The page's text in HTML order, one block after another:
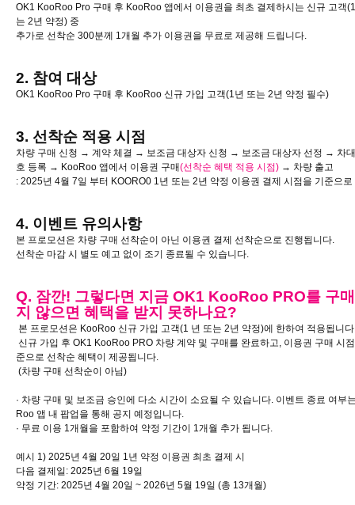
OK1 KooRoo Pro 구매 후 KooRoo 앱에서 이용권을 최초 결제하시는 신규 고객
는 2년 약정) 중
추가로 선착순 300분께 1개월 추가 이용권을 무료로 제공해 드립니다.
2. 참여 대상
OK1 KooRoo Pro 구매 후 KooRoo 신규 가입 고객(1년 또는 2년 약정 필수)
3. 선착순 적용 시점
차량 구매 신청 → 계약 체결 → 보조금 대상자 신청 → 보조금 대상자 선정 → 차
호 등록 → KooRoo 앱에서 이용권 구매(선착순 혜택 적용 시점) → 차량 출고
: 2025년 4월 7일 부터 KOORO0 1년 또는 2년 약정 이용권 결제 시점을 기준으로
4. 이벤트 유의사항
본 프로모션은 차량 구매 선착순이 아닌 이용권 결제 선착순으로 진행됩니다.
선착순 마감 시 별도 예고 없이 조기 종료될 수 있습니다.
Q. 잠깐! 그렇다면 지금 OK1 KooRoo PRO를 구
지 않으면 혜택을 받지 못하나요?
본 프로모션은 KooRoo 신규 가입 고객(1 년 또는 2년 약정)에 한하여 적용됩니
신규 가입 후 OK1 KooRoo PRO 차량 계약 및 구매를 완료하고, 이용권 구매 시
준으로 선착순 혜택이 제공됩니다.
(차량 구매 선착순이 아님)
· 차량 구매 및 보조금 승인에 다소 시간이 소요될 수 있습니다. 이벤트 종료 여부
Roo 앱 내 팝업을 통해 공지 예정입니다.
· 무료 이용 1개월을 포함하여 약정 기간이 1개월 추가 됩니다.
예시 1) 2025년 4월 20일 1년 약정 이용권 최초 결제 시
다음 결제일: 2025년 6월 19일
약정 기간: 2025년 4월 20일 ~ 2026년 5월 19일 (총 13개월)